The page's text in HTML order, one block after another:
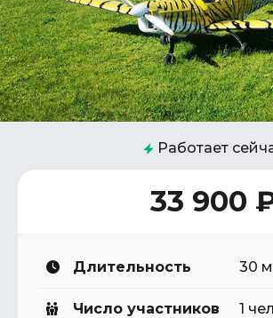
Работает
33 900
Длительность 30
Число участников 1